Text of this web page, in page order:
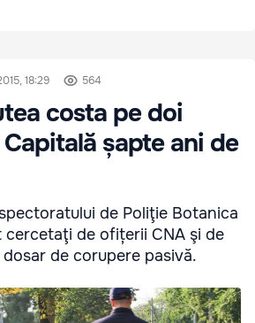
18:29 564
costa pe doi
șapte ani de
de Poliţie Botanica
cercetaţi de ofițerii CNA şi de
de corupere pasivă.